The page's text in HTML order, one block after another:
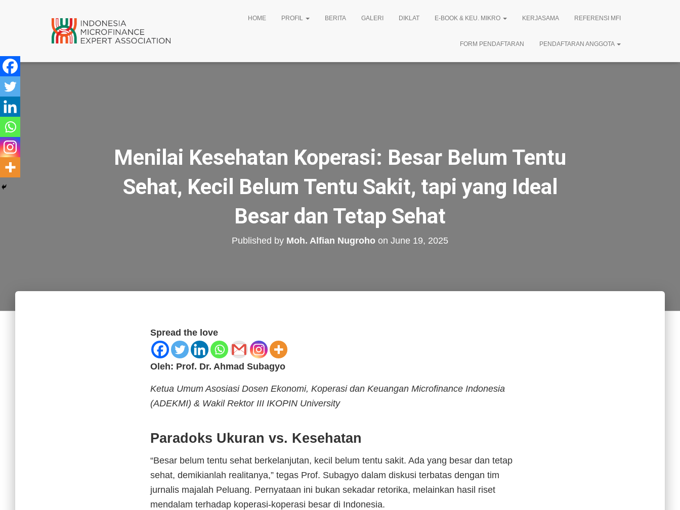
HOME PROFIL BERITA GALERI DIKLAT E-BOOK & KEU. MIKRO KERJASAMA REFERENSI MFI
FORM PENDAFTARAN PENDAFTARAN ANGGOTA
Menilai Kesehatan Koperasi: Besar Belum Tentu
Sehat, Kecil Belum Tentu Sakit, tapi yang Ideal
Besar dan Tetap Sehat
Published by Moh. Alfian Nugroho on June 19, 2025
Spread the love
Oleh: Prof. Dr. Ahmad Subagyo
Ketua Umum Asosiasi Dosen Ekonomi, Koperasi dan Keuangan Microfinance Indonesia
(ADEKMI) & Wakil Rektor III IKOPIN University
Paradoks Ukuran vs. Kesehatan
“Besar belum tentu sehat berkelanjutan, kecil belum tentu sakit. Ada yang besar dan tetap
sehat, demikianlah realitanya,” tegas Prof. Subagyo dalam diskusi terbatas dengan tim
jurnalis majalah Peluang. Pernyataan ini bukan sekadar retorika, melainkan hasil riset
mendalam terhadap koperasi-koperasi besar di Indonesia.